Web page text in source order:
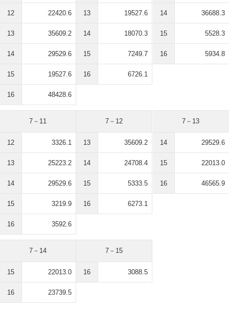
12 22420.6
13 35609.2
14 29529.6
15 19527.6
16 48428.6
13 19527.6
14 18070.3
15 7249.7
16 6726.1
14 36688.3
15 5528.3
16 5934.8
7－11
12 3326.1
13 25223.2
14 29529.6
15 3219.9
16 3592.6
7－12
13 35609.2
14 24708.4
15 5333.5
16 6273.1
7－13
14 29529.6
15 22013.0
16 46565.9
7－14
15 22013.0
16 23739.5
7－15
16 3088.5